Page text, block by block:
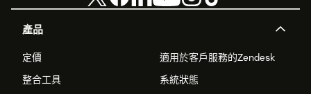
產品
定價
適用於客戶服務的Zendesk
整合工具
系統狀態